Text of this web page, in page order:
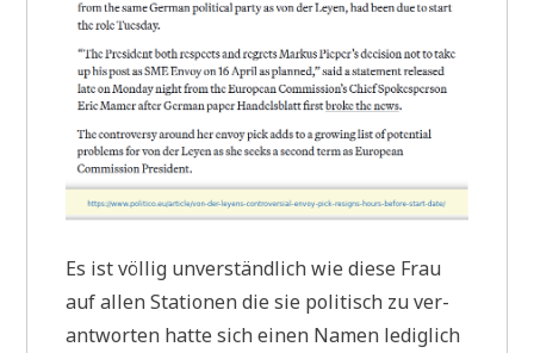
Es ist völ­lig unver­ständ­lich wie die­se Frau
auf allen Sta­tio­nen die sie poli­tisch zu ver­
ant­wor­ten hat­te sich einen Namen ledig­lich